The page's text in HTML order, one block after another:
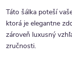
Táto šálka poteší
ktorá je elegantne
zároveň luxusný
zručnosti.